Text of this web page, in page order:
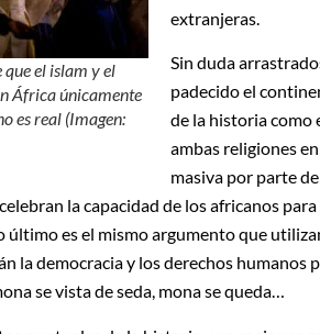
que el islam y el
África únicamente
es real (Imagen:
extranjeras.
Sin duda
padecido el
de la historia como
ambas religiones
masiva por parte
la capacidad de los africanos
último es el mismo argumento que
la democracia y los derechos humanos
se vista de seda, mona se queda…